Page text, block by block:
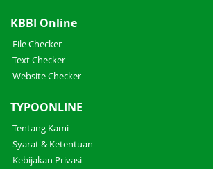
KBBI Online
File Checker
Text Checker
Website Checker
TYPOONLINE
Tentang Kami
Syarat & Ketentuan
Kebijakan Privasi